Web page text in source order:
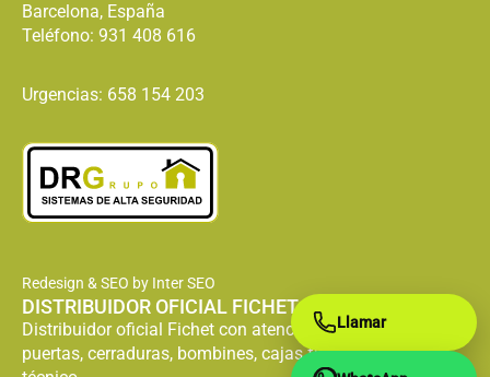
Barcelona, España
Teléfono: 931 408 616
Urgencias: 658 154 203
Redesign & SEO by Inter SEO
DISTRIBUIDOR OFICIAL FICHET
Distribuidor oficial Fichet con atención especializada en
puertas, cerraduras, bombines, cajas fuertes y servicio
Llamar